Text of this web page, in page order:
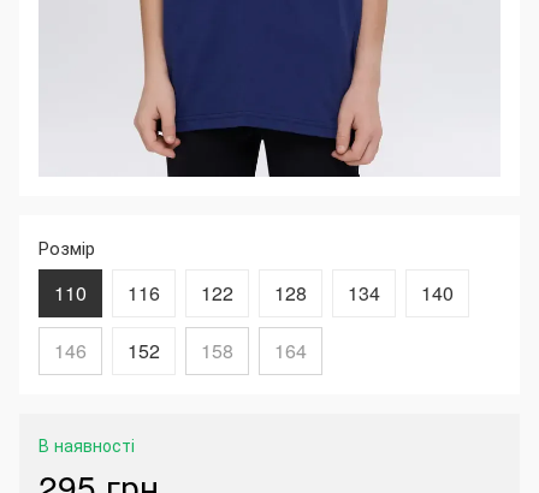
Розмір
110 116 122 128 134 140
146 152 158 164
В наявності